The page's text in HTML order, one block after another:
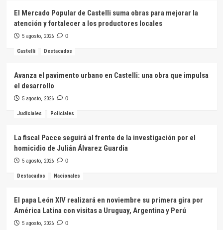
El Mercado Popular de Castelli suma obras para mejorar la
atención y fortalecer a los productores locales
5 agosto, 2026 0
Castelli Destacados
Avanza el pavimento urbano en Castelli: una obra que impulsa
el desarrollo
5 agosto, 2026 0
Judiciales Policiales
La fiscal Pacce seguirá al frente de la investigación por el
homicidio de Julián Álvarez Guardia
5 agosto, 2026 0
Destacados Nacionales
El papa León XIV realizará en noviembre su primera gira por
América Latina con visitas a Uruguay, Argentina y Perú
5 agosto, 2026 0